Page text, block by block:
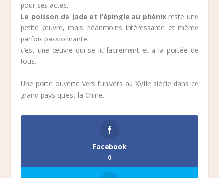
pour ses actes.
Le poisson de Jade et l’épingle au phénixreste une
petite œuvre, mais néanmoins intéressante et même
parfois passionnante.
c’est une œuvre qui se lit facilement et à la portée de
tous.
Une porte ouverte vers l’univers au XVIIe siècle dans ce
grand pays qu’est la Chine.
Facebook
0